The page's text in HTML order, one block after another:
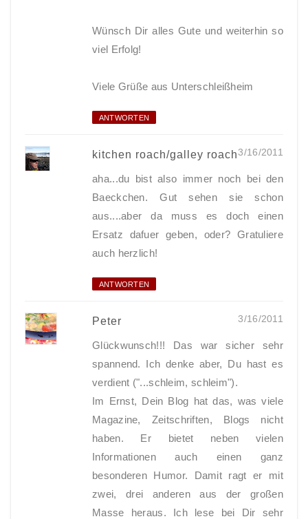
Wünsch Dir alles Gute und weiterhin so
viel Erfolg!
Viele Grüße aus Unterschleißheim
ANTWORTEN
kitchen roach/galley roach3/16/2011
aha...du bist also immer noch bei den
Baeckchen. Gut sehen sie schon
aus....aber da muss es doch einen
Ersatz dafuer geben, oder? Gratuliere
auch herzlich!
ANTWORTEN
Peter 3/16/2011
Glückwunsch!!! Das war sicher sehr
spannend. Ich denke aber, Du hast es
verdient ("...schleim, schleim").
Im Ernst, Dein Blog hat das, was viele
Magazine, Zeitschriften, Blogs nicht
haben. Er bietet neben vielen
Informationen auch einen ganz
besonderen Humor. Damit ragt er mit
zwei, drei anderen aus der großen
Masse heraus. Ich lese bei Dir sehr